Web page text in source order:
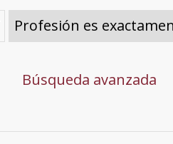
Profesión es
Búsqueda avanzada